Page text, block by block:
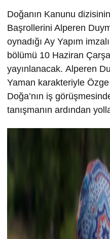
Doğanın Kanunu
Başrollerini Alperen
oynadığı Ay Yapım
bölümü 10 Haziran
yayınlanacak. Alperen
Yaman karakteriyle Özge
Doğa’nın iş
tanışmanın ardından